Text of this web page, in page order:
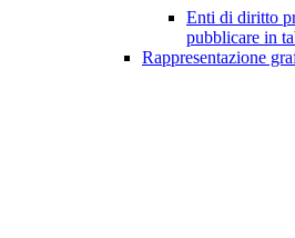
Enti di diritto
pubblicare in
Rappresentazione